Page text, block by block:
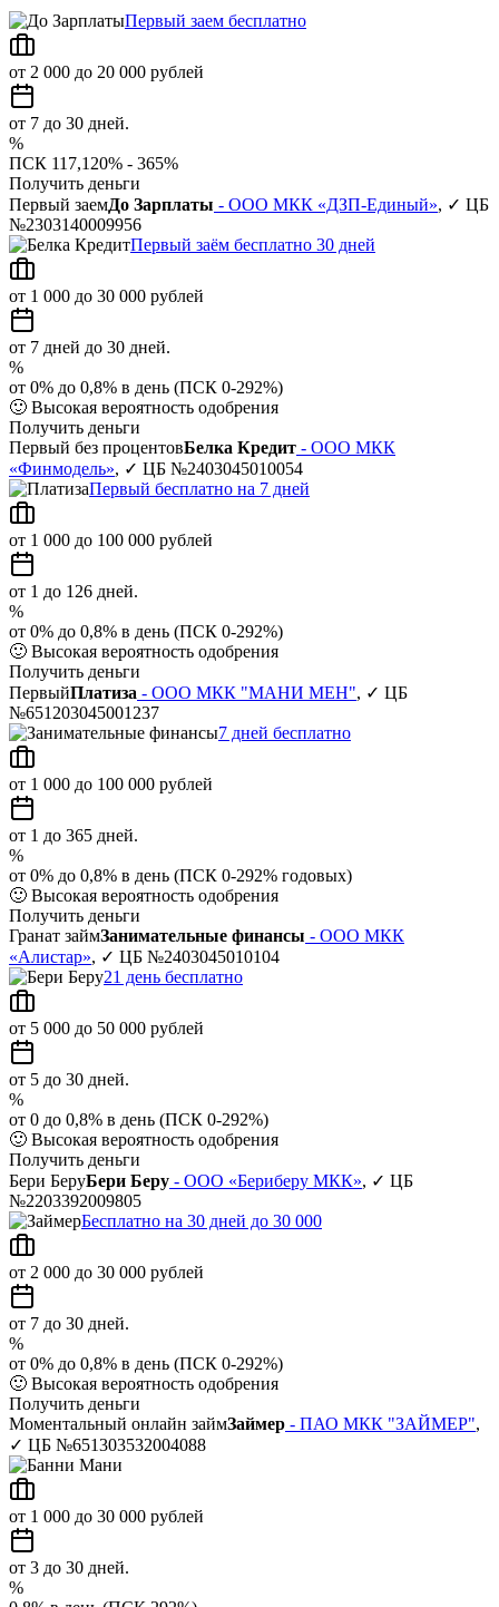
Первый заем бесплатно
от 2 000 до 20 000 рублей
от 7 до 30 дней.
%
ПСК 117,120% - 365%
Получить деньги
Первый заемДо Зарплаты - ООО МКК «ДЗП-Единый», ✓ ЦБ
№2303140009956
Первый заём бесплатно 30 дней
от 1 000 до 30 000 рублей
от 7 дней до 30 дней.
%
от 0% до 0,8% в день (ПСК 0-292%)
🙂 Высокая вероятность одобрения
Получить деньги
Первый без процентовБелка Кредит - ООО МКК
«Финмодель», ✓ ЦБ №2403045010054
Первый бесплатно на 7 дней
от 1 000 до 100 000 рублей
от 1 до 126 дней.
%
от 0% до 0,8% в день (ПСК 0-292%)
🙂 Высокая вероятность одобрения
Получить деньги
ПервыйПлатиза - ООО МКК "МАНИ МЕН", ✓ ЦБ
№651203045001237
7 дней бесплатно
от 1 000 до 100 000 рублей
от 1 до 365 дней.
%
от 0% до 0,8% в день (ПСК 0-292% годовых)
🙂 Высокая вероятность одобрения
Получить деньги
Гранат займЗанимательные финансы - ООО МКК
«Алистар», ✓ ЦБ №2403045010104
21 день бесплатно
от 5 000 до 50 000 рублей
от 5 до 30 дней.
%
от 0 до 0,8% в день (ПСК 0-292%)
🙂 Высокая вероятность одобрения
Получить деньги
Бери БеруБери Беру - ООО «Бериберу МКК», ✓ ЦБ
№2203392009805
Бесплатно на 30 дней до 30 000
от 2 000 до 30 000 рублей
от 7 до 30 дней.
%
от 0% до 0,8% в день (ПСК 0-292%)
🙂 Высокая вероятность одобрения
Получить деньги
Моментальный онлайн займЗаймер - ПАО МКК "ЗАЙМЕР",
✓ ЦБ №651303532004088
от 1 000 до 30 000 рублей
от 3 до 30 дней.
%